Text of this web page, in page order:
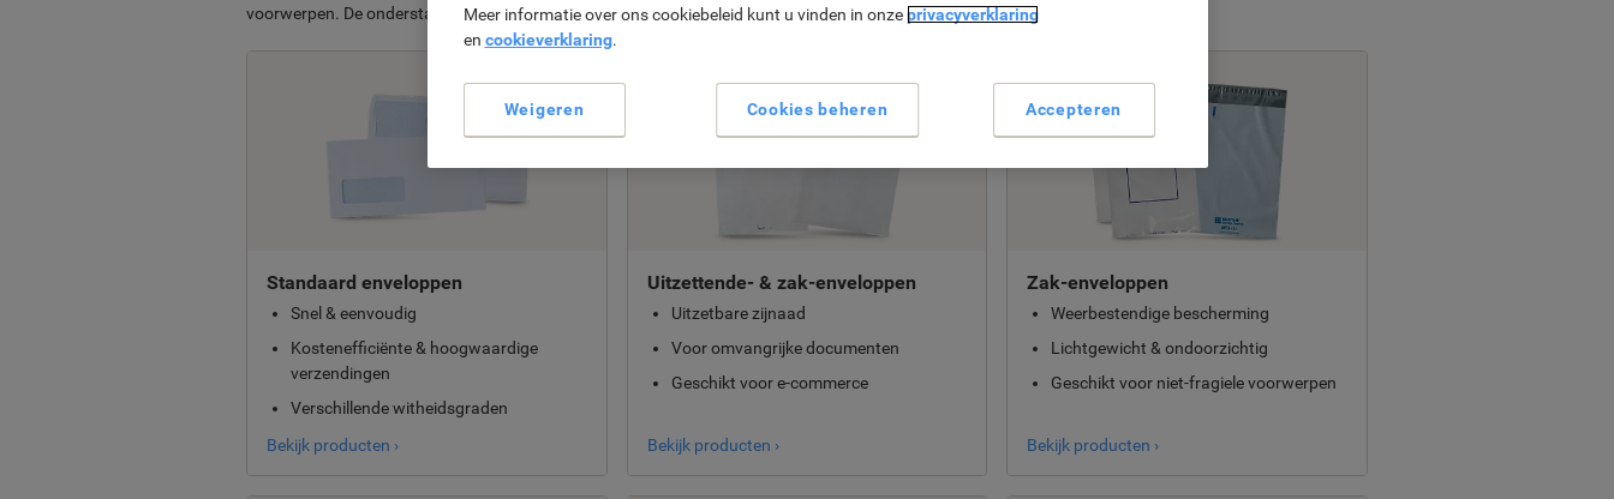
voorwerpen. De onderstaande categorieën laten zien welke enveloppen geschikt zijn voor welke toepassingen.
Standaard enveloppen
Snel & eenvoudig
Kostenefficiënte & hoogwaardige
verzendingen
Verschillende witheidsgraden
Bekijk producten ›
Uitzettende- & zak-enveloppen
Uitzetbare zijnaad
Voor omvangrijke documenten
Geschikt voor e-commerce
Bekijk producten ›
Zak-enveloppen
Weerbestendige bescherming
Lichtgewicht & ondoorzichtig
Geschikt voor niet-fragiele voorwerpen
Bekijk producten ›
Meer informatie over ons cookiebeleid kunt u vinden in onzeprivacyverklaring
en cookieverklaring.
Weigeren Accepteren
Cookies beheren